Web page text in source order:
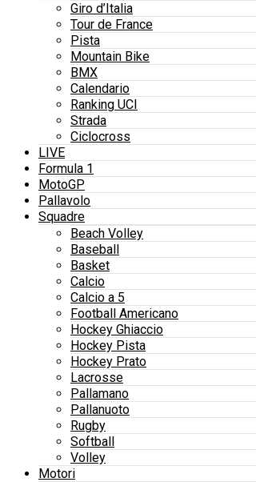
Giro d’Italia
Tour de France
Pista
Mountain Bike
BMX
Calendario
Ranking UCI
Strada
Ciclocross
LIVE
Formula 1
MotoGP
Pallavolo
Squadre
Beach Volley
Baseball
Basket
Calcio
Calcio a 5
Football Americano
Hockey Ghiaccio
Hockey Pista
Hockey Prato
Lacrosse
Pallamano
Pallanuoto
Rugby
Softball
Volley
Motori